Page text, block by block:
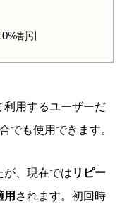
割引
利用するユーザーだ
でも使用できます。
が、現在では リピー
用 されます。初回時